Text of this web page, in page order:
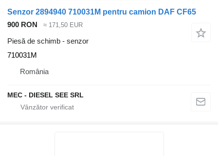
Senzor 2894940 710031M pentru camion DAF CF65
900 RON
≈ 171,50 EUR
Piesă de schimb - senzor
710031M
România
MEC - DIESEL SEE SRL